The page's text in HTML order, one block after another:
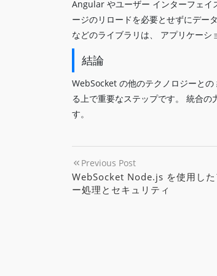
Angular やユーザー インターフェイ
ージのリロードを必要とせずにデー
などのライブラリは、 アプリケー
結論
WebSocket の他のテクノロジーと
る上で重要なステップです。 統合
す。
Previous Post
WebSocket Node.js を使用した
ー処理とセキュリティ